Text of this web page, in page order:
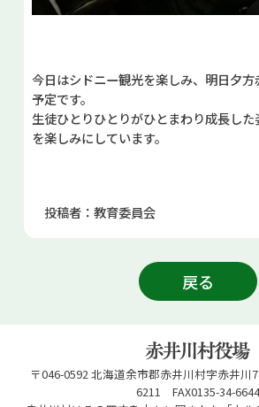
今日はシドニー観光を楽しみ、明日夕
予定です。
生徒ひとりひとりがひとまわり成長し
を楽しみにしています。
投稿者：教育委員会
戻る
〒046-0592 北海道余市郡赤井川村字赤井
6211 FAX0135-34-6644